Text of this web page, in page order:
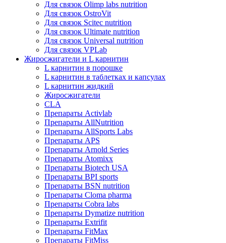
Для связок Olimp labs nutrition
Для связок OstroVit
Для связок Scitec nutrition
Для связок Ultimate nutrition
Для связок Universal nutrition
Для связок VPLab
Жиросжигатели и L карнитин
L карнитин в порошке
L карнитин в таблетках и капсулах
L карнитин жидкий
Жиросжигатели
CLA
Препараты Activlab
Препараты AllNutrition
Препараты AllSports Labs
Препараты APS
Препараты Arnold Series
Препараты Atomixx
Препараты Biotech USA
Препараты BPI sports
Препараты BSN nutrition
Препараты Cloma pharma
Препараты Cobra labs
Препараты Dymatize nutrition
Препараты Extrifit
Препараты FitMax
Препараты FitMiss